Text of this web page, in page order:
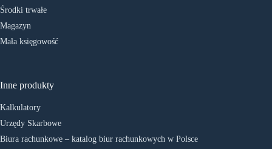
Środki trwałe
Magazyn
Mała księgowość
Inne produkty
Kalkulatory
Urzędy Skarbowe
Biura rachunkowe – katalog biur rachunkowych w Polsce